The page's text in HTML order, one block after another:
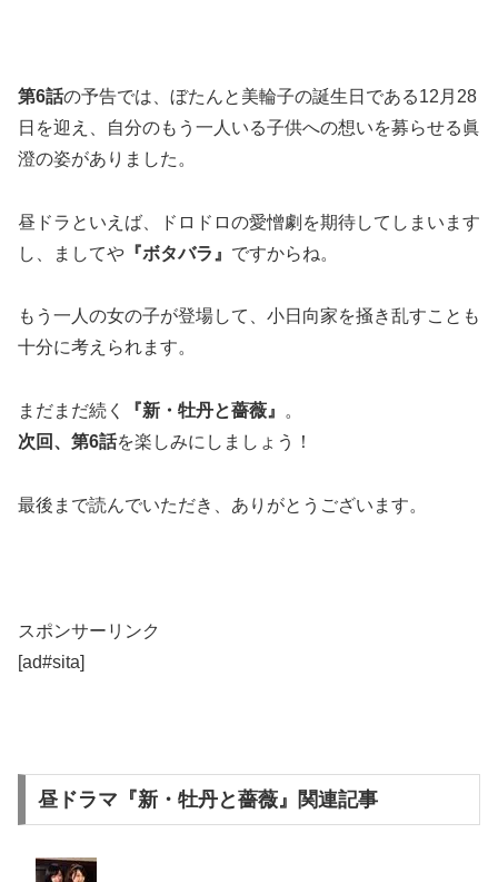
第6話の予告では、ぼたんと美輪子の誕生日である12月28
日を迎え、自分のもう一人いる子供への想いを募らせる眞
澄の姿がありました。
昼ドラといえば、ドロドロの愛憎劇を期待してしまいます
し、ましてや 『ボタバラ』 ですからね。
もう一人の女の子が登場して、小日向家を掻き乱すことも
十分に考えられます。
まだまだ続く 『新・牡丹と薔薇』
。
次回、第6話を楽しみにしましょう！
最後まで読んでいただき、ありがとうございます。
スポンサーリンク
[ad#sita]
昼ドラマ『新・牡丹と薔薇』関連記事